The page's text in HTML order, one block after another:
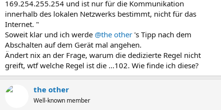
169.254.255.254 und ist nur für die Kommunikation
innerhalb des lokalen Netzwerks bestimmt, nicht für das
Internet. "
Soweit klar und ich werde @the other 's Tipp nach dem
Abschalten auf dem Gerät mal angehen.
Ändert nix an der Frage, warum die dedizierte Regel nicht
greift, wtf welche Regel ist die ...102. Wie finde ich diese?
the other
Well-known member